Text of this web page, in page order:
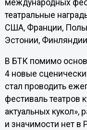
международных
театральные
США, Франции,
Эстонии,
В БТК помимо
4 новые
стал проводить
фестиваль театров
актуальных кукол»,
и значимости нет в